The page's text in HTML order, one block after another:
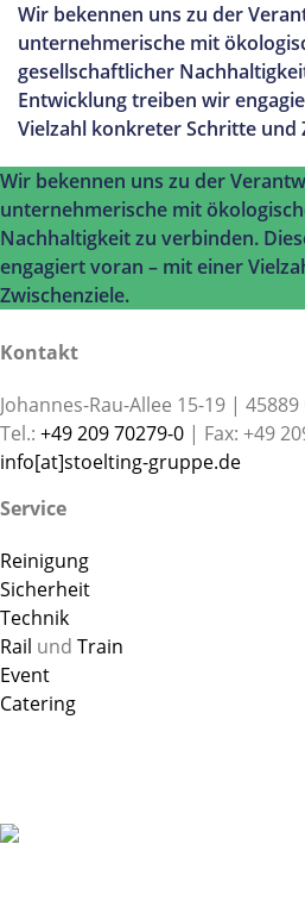
Wir bekennen uns zu der
unternehmerische mit
gesellschaftlicher
Entwicklung treiben wir
Vielzahl konkreter Schritte und
Wir bekennen uns zu der
unternehmerische mit
Nachhaltigkeit zu verbinden.
engagiert voran – mit einer
Zwischenziele.
Kontakt
Johannes-Rau-Allee 15-19 |
Tel.: +49 209 70279-0 | Fax: +49
info[at]stoelting-gruppe.de
Service
Reinigung
Sicherheit
Technik
Rail und Train
Event
Catering